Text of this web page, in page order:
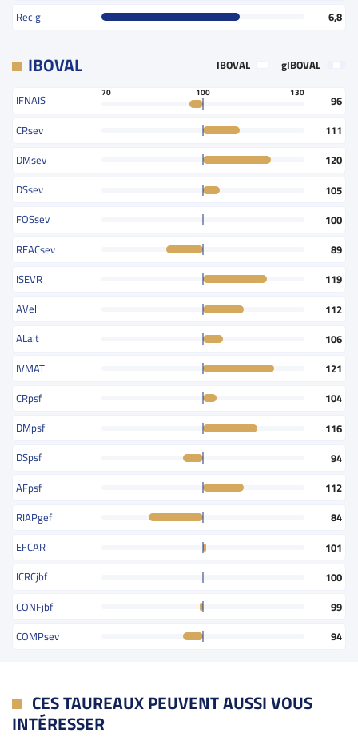
Rec g 6,8
IBOVAL IBOVAL gIBOVAL
IFNAIS
70 100 130
96
CRsev
111
DMsev
120
DSsev
105
FOSsev
100
REACsev
89
ISEVR
119
AVel
112
ALait
106
IVMAT
121
CRpsf
104
DMpsf
116
DSpsf
94
AFpsf
112
RIAPgef
84
EFCAR
101
ICRCjbf
100
CONFjbf
99
COMPsev
94
CES TAUREAUX PEUVENT AUSSI VOUS
INTÉRESSER